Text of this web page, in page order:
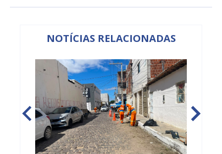
NOTÍCIAS RELACIONADAS